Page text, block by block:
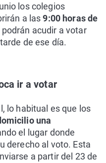
los colegios
a las9:00 horas de
acudir a votar
de ese día.
ir a votar
lo habitual es que los
una
el lugar donde
derecho al voto. Esta
a partir del 23 de